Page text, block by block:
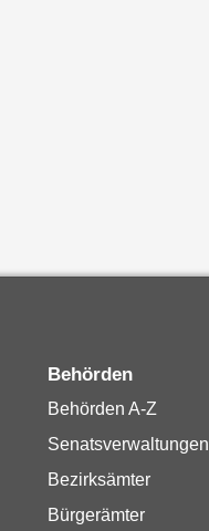
Behörden
Behörden A-Z
Senatsverwaltungen
Bezirksämter
Bürgerämter